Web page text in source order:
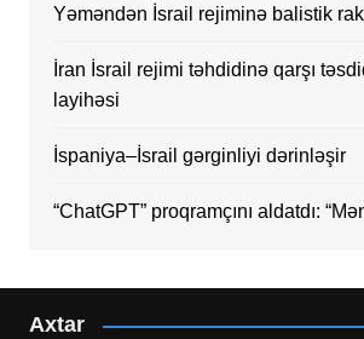
Yəməndən İsrail rejiminə balistik
İran İsrail rejimi təhdidinə qarşı
layihəsi
İspaniya–İsrail gərginliyi dərinləşir
“ChatGPT” proqramçını aldatdı:
Axtar